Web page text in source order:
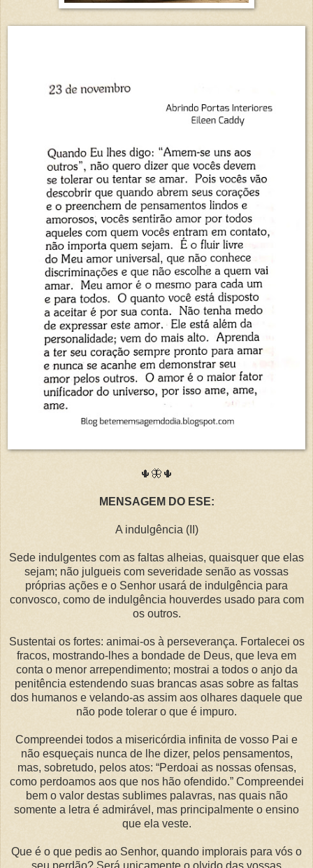
🌵🦋🌵
MENSAGEM DO ESE:
A indulgência (II)
Sede indulgentes com as faltas alheias, quaisquer que elas
sejam; não julgueis com severidade senão as vossas
próprias ações e o Senhor usará de indulgência para
convosco, como de indulgência houverdes usado para com
os outros.
Sustentai os fortes: animai-os à perseverança. Fortalecei os
fracos, mostrando-lhes a bondade de Deus, que leva em
conta o menor arrependimento; mostrai a todos o anjo da
penitência estendendo suas brancas asas sobre as faltas
dos humanos e velando-as assim aos olhares daquele que
não pode tolerar o que é impuro.
Compreendei todos a misericórdia infinita de vosso Pai e
não esqueçais nunca de lhe dizer, pelos pensamentos,
mas, sobretudo, pelos atos: “Perdoai as nossas ofensas,
como perdoamos aos que nos hão ofendido.” Compreendei
bem o valor destas sublimes palavras, nas quais não
somente a letra é admirável, mas principalmente o ensino
que ela veste.
Que é o que pedis ao Senhor, quando implorais para vós o